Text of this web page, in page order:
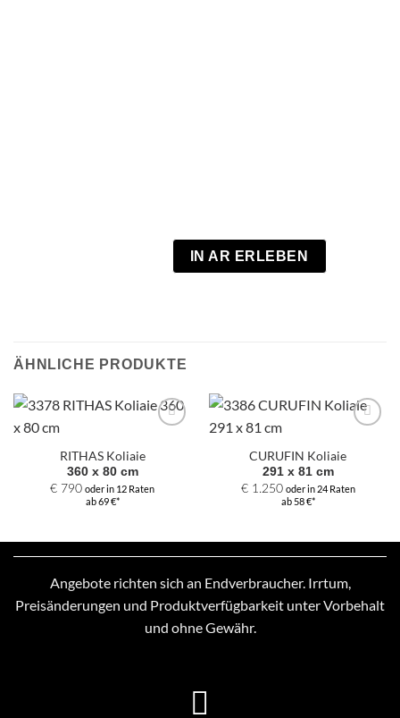
IN AR ERLEBEN
ÄHNLICHE PRODUKTE
Auswahl
hinzufügen
RITHAS Koliaie
360 x 80 cm
€ 790 oder in 12 Raten
ab 69 €*
Auswahl
hinzufügen
CURUFIN Koliaie
291 x 81 cm
€1.250 oder in 24 Raten
ab 58 €*
Angebote richten sich an Endverbraucher. Irrtum,
Preisänderungen und Produktverfügbarkeit unter Vorbehalt
und ohne Gewähr.